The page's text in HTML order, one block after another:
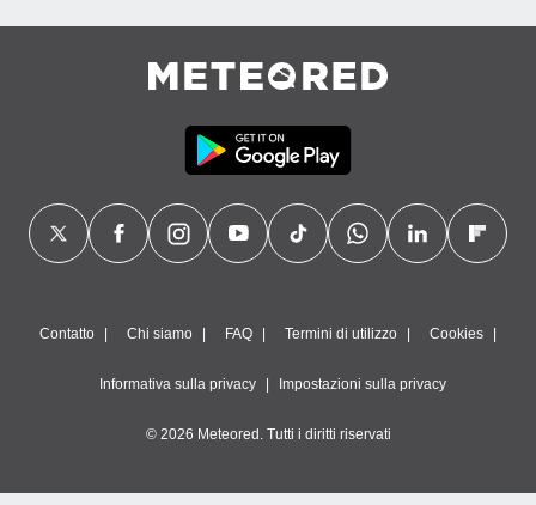
Contatto Chi siamo FAQ Termini di utilizzo Cookies
Informativa sulla privacy Impostazioni sulla privacy
© 2026 Meteored. Tutti i diritti riservati